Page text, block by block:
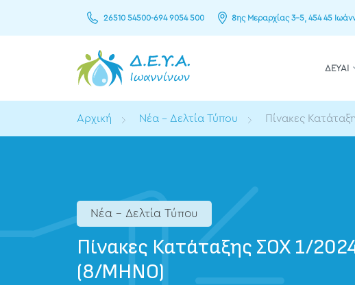
26510 54500-694 9054 500 8ης Μεραρχίας 3–5, 454 45
ΔΕΥΑΙ
Αρχική Νέα - Δελτία Τύπου Πίνακες
Νέα - Δελτία Τύπου
Πίνακες Κατάταξης ΣΟΧ 1/
(8/ΜΗΝΟ)